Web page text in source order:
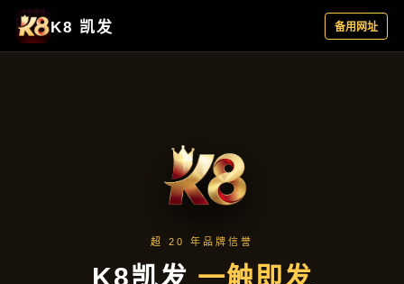
最新动态
首页 最新动态